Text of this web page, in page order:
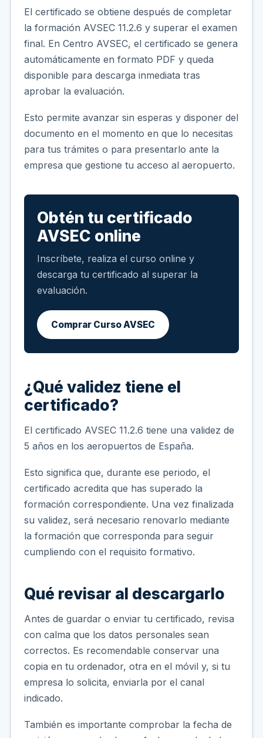
El certificado se obtiene después de completar
la formación AVSEC 11.2.6 y superar el examen
final. En Centro AVSEC, el certificado se genera
automáticamente en formato PDF y queda
disponible para descarga inmediata tras
aprobar la evaluación.
Esto permite avanzar sin esperas y disponer del
documento en el momento en que lo necesitas
para tus trámites o para presentarlo ante la
empresa que gestione tu acceso al aeropuerto.
Obtén tu certificado
AVSEC online
Inscríbete, realiza el curso online y
descarga tu certificado al superar la
evaluación.
Comprar Curso AVSEC
¿Qué validez tiene el
certificado?
El certificado AVSEC 11.2.6 tiene una validez de
5 años en los aeropuertos de España.
Esto significa que, durante ese periodo, el
certificado acredita que has superado la
formación correspondiente. Una vez finalizada
su validez, será necesario renovarlo mediante
la formación que corresponda para seguir
cumpliendo con el requisito formativo.
Qué revisar al descargarlo
Antes de guardar o enviar tu certificado, revisa
con calma que los datos personales sean
correctos. Es recomendable conservar una
copia en tu ordenador, otra en el móvil y, si tu
empresa lo solicita, enviarla por el canal
indicado.
También es importante comprobar la fecha de